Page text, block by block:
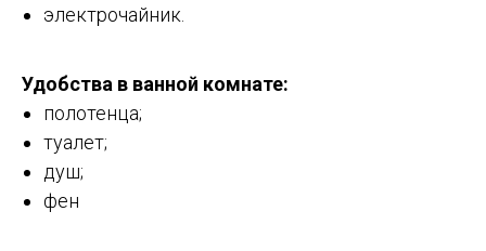
электрочайник.
Удобства в ванной комнате:
полотенца;
туалет;
душ;
фен